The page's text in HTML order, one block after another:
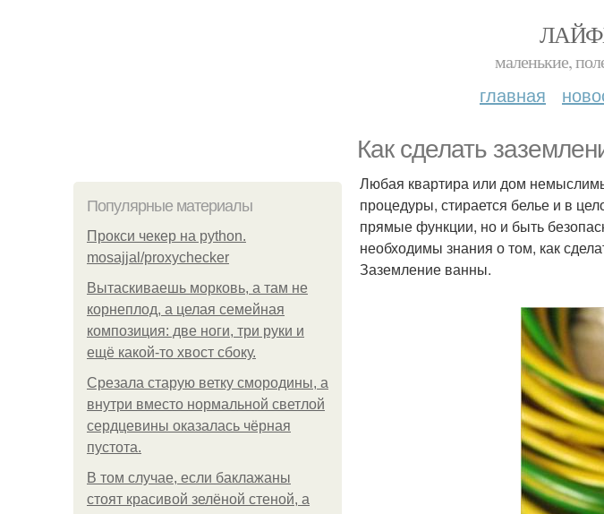
маленькие,
главная
Как сделать
Популярные материалы
Прокси чекер на python.
mosajjal/proxychecker
Вытаскиваешь морковь, а там не
корнеплод, а целая семейная
композиция: две ноги, три руки и
ещё какой-то хвост сбоку.
Срезала старую ветку смородины, а
внутри вместо нормальной светлой
сердцевины оказалась чёрная
пустота.
В том случае, если баклажаны
стоят красивой зелёной стеной, а
Любая квартира или дом
процедуры, стирается белье и в
прямые функции, но и быть
необходимы знания о том, как
Заземление ванны.